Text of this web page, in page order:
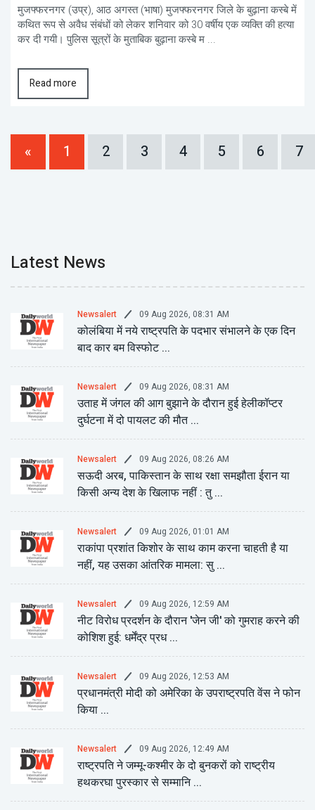
मुजफ्फरनगर (उप्र), आठ अगस्त (भाषा) मुजफ्फरनगर जिले के बुढ़ाना कस्बे में
कथित रूप से अवैध संबंधों को लेकर शनिवार को 30 वर्षीय एक व्यक्ति की हत्या
कर दी गयी। पुलिस सूत्रों के मुताबिक बुढ़ाना कस्बे म ...
Read more
« 1 2 3 4 5 6 7
Latest News
Newsalert 09 Aug 2026, 08:31 AM
कोलंबिया में नये राष्ट्रपति के पदभार संभालने के एक दिन
बाद कार बम विस्फोट ...
Newsalert 09 Aug 2026, 08:31 AM
उताह में जंगल की आग बुझाने के दौरान हुई हेलीकॉप्टर
दुर्घटना में दो पायलट की मौत ...
Newsalert 09 Aug 2026, 08:26 AM
सऊदी अरब, पाकिस्तान के साथ रक्षा समझौता ईरान या
किसी अन्य देश के खिलाफ नहीं : तु ...
Newsalert 09 Aug 2026, 01:01 AM
राकांपा प्रशांत किशोर के साथ काम करना चाहती है या
नहीं, यह उसका आंतरिक मामला: सु ...
Newsalert 09 Aug 2026, 12:59 AM
नीट विरोध प्रदर्शन के दौरान 'जेन जी' को गुमराह करने की
कोशिश हुई: धर्मेंद्र प्रध ...
Newsalert 09 Aug 2026, 12:53 AM
प्रधानमंत्री मोदी को अमेरिका के उपराष्ट्रपति वेंस ने फोन
किया ...
Newsalert 09 Aug 2026, 12:49 AM
राष्ट्रपति ने जम्मू-कश्मीर के दो बुनकरों को राष्ट्रीय
हथकरघा पुरस्कार से सम्मानि ...